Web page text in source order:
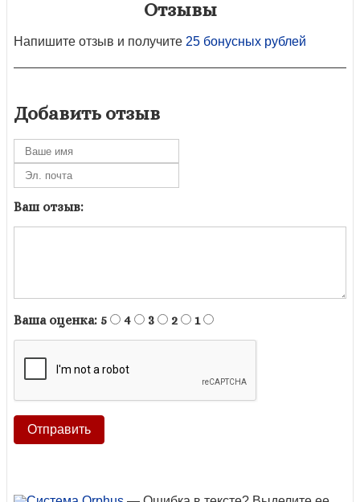
Отзывы
Напишите отзыв и получите 25 бонусных рублей
Добавить отзыв
Ваш отзыв:
Ваша оценка: 5 4 3 2 1